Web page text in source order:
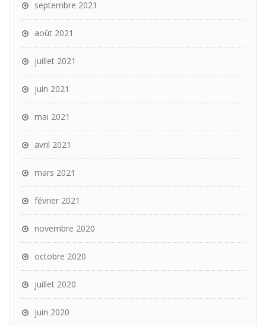
septembre 2021
août 2021
juillet 2021
juin 2021
mai 2021
avril 2021
mars 2021
février 2021
novembre 2020
octobre 2020
juillet 2020
juin 2020